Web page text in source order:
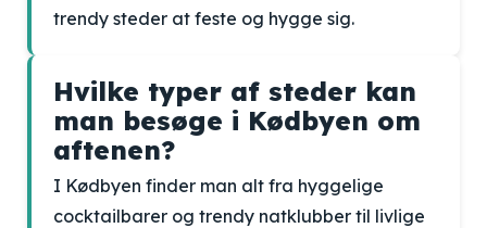
trendy steder at feste og hygge sig.
Hvilke typer af steder kan
man besøge i Kødbyen om
aftenen?
I Kødbyen finder man alt fra hyggelige
cocktailbarer og trendy natklubber til livlige